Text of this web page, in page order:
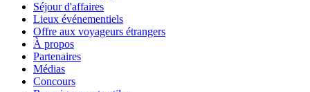
Séjour d'affaires
Lieux événementiels
Offre aux voyageurs étrangers
À propos
Partenaires
Médias
Concours